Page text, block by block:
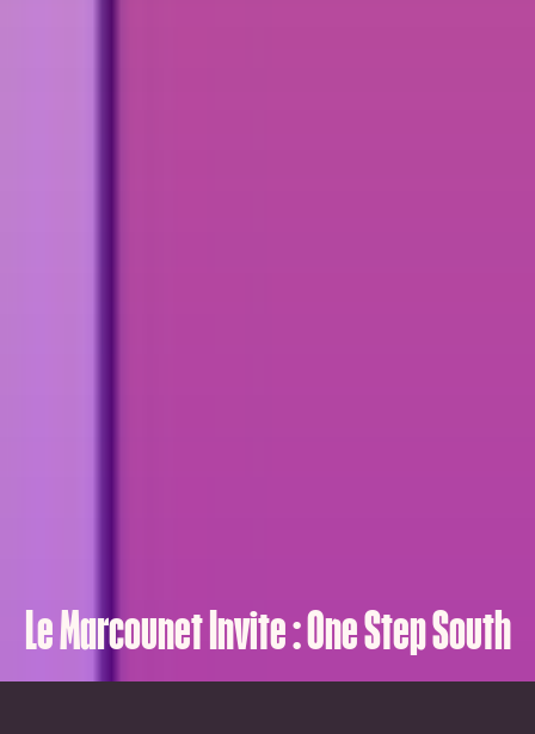
Le Marcounet Invite : One Step South